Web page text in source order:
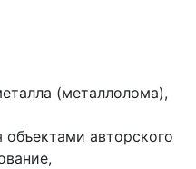
(металлолома),
авторского